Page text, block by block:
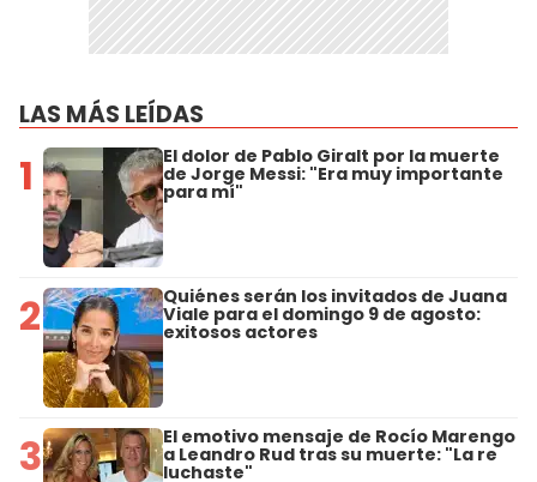
LAS MÁS LEÍDAS
1 El dolor de Pablo Giralt por la muerte
de Jorge Messi: "Era muy importante
para mí"
2 Quiénes serán los invitados de Juana
Viale para el domingo 9 de agosto:
exitosos actores
3 El emotivo mensaje de Rocío Marengo
a Leandro Rud tras su muerte: "La re
luchaste"